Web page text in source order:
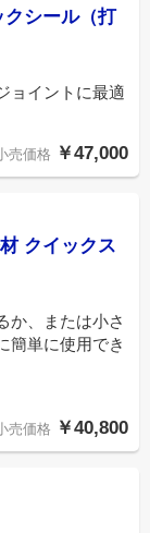
シール（打
ョイントに最適
売価格 ￥47,000
クイックス
か、または小さ
簡単に使用でき
売価格 ￥40,800